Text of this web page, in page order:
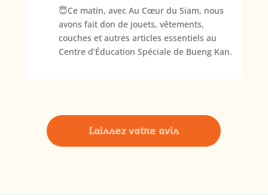
😇Ce matin, avec Au Cœur du Siam, nous
avons fait don de jouets, vêtements,
couches et autres articles essentiels au
Centre d’Éducation Spéciale de Bueng Kan.
Laissez votre avis